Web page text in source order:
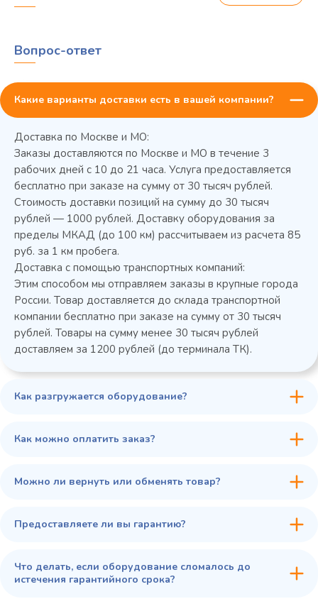
Колода разрубочная КР-5/5
45 900 ₽
Вопрос-ответ
Какие варианты доставки есть в вашей компании?
Доставка по Москве и МО:
Заказы доставляются по Москве и МО в течение 3
рабочих дней с 10 до 21 часа. Услуга предоставляется
бесплатно при заказе на сумму от 30 тысяч рублей.
Стоимость доставки позиций на сумму до 30 тысяч
рублей — 1000 рублей. Доставку оборудования за
пределы МКАД (до 100 км) рассчитываем из расчета 85
руб. за 1 км пробега.
Доставка с помощью транспортных компаний:
Этим способом мы отправляем заказы в крупные города
России. Товар доставляется до склада транспортной
компании бесплатно при заказе на сумму от 30 тысяч
рублей. Товары на сумму менее 30 тысяч рублей
доставляем за 1200 рублей (до терминала ТК).
Как разгружается оборудование?
Как можно оплатить заказ?
Можно ли вернуть или обменять товар?
Предоставляете ли вы гарантию?
Что делать, если оборудование сломалось до
истечения гарантийного срока?